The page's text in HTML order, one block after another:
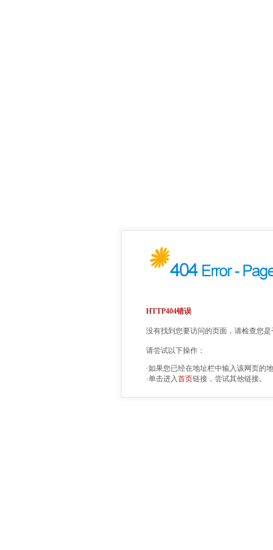
HTTP404错误
没有找到您要访问的页面，请检查您是
请尝试以下操作：
·如果您已经在地址栏中输入该网页的
·单击进入首页链接，尝试其他链接。